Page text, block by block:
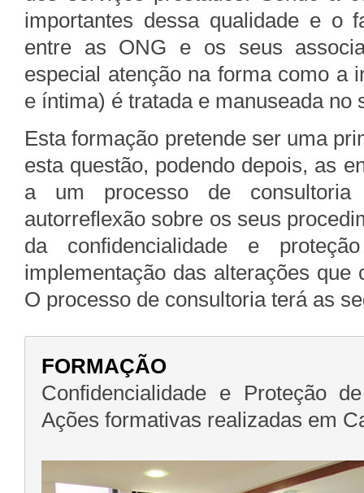
importantes dessa qualidade e o
entre as ONG e os seus
especial atenção na forma como a
e íntima) é tratada e manuseada no
Esta formação pretende ser uma
esta questão, podendo depois, as
a um processo de
autorreflexão sobre os seus
da confidencialidade e
implementação das alterações
O processo de consultoria terá as
FORMAÇÃO
Confidencialidade e Proteção
Ações formativas realizadas em